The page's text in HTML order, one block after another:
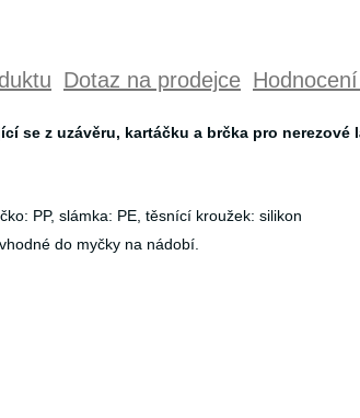
Dotaz na prodejce
se z uzávěru, kartáčku a brčka pro
PP, slámka: PE, těsnící kroužek: silikon
do myčky na nádobí.